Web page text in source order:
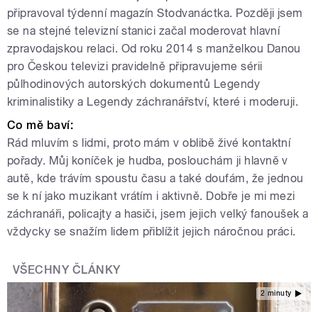
připravoval týdenní magazín Stodvanáctka. Později jsem
se na stejné televizní stanici začal moderovat hlavní
zpravodajskou relaci. Od roku 2014 s manželkou Danou
pro Českou televizi pravidelně připravujeme sérii
půlhodinových autorských dokumentů Legendy
kriminalistiky a Legendy záchranářství, které i moderuji.
Co mě baví:
Rád mluvím s lidmi, proto mám v oblibě živé kontaktní
pořady. Můj koníček je hudba, poslouchám ji hlavně v
autě, kde trávím spoustu času a také doufám, že jednou
se k ní jako muzikant vrátím i aktivně. Dobře je mi mezi
záchranáři, policajty a hasiči, jsem jejich velký fanoušek a
vždycky se snažím lidem přiblížit jejich náročnou práci.
VŠECHNY ČLÁNKY
2 minuty